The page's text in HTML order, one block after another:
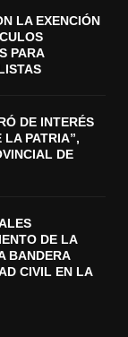
LA EXENCIÓN
PARA
DE INTERÉS
LA PATRIA”,
DE
DE LA
BANDERA
CIVIL EN LA